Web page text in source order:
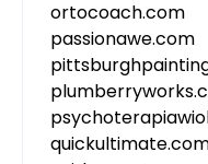
ortocoach.com
passionawe.com